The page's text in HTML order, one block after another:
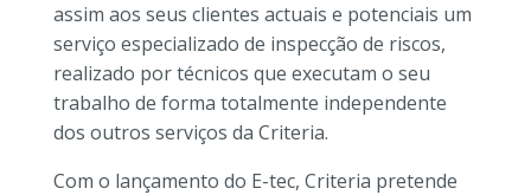
assim aos seus clientes actuais e potenciais um
serviço especializado de inspecção de riscos,
realizado por técnicos que executam o seu
trabalho de forma totalmente independente
dos outros serviços da Criteria.
Com o lançamento do E-tec, Criteria pretende